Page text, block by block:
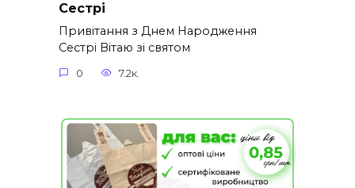
Сестрі
Привітання з Днем Народження
Сестрі Вітаю зі святом
0 7.2к.